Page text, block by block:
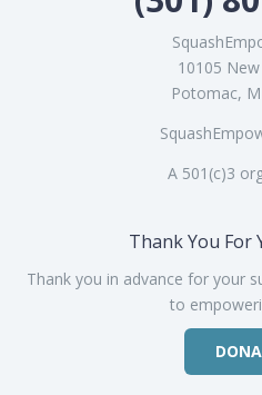
10105
Potomac,
A 501(c)3
Thank You For
Thank you in advance for your
to